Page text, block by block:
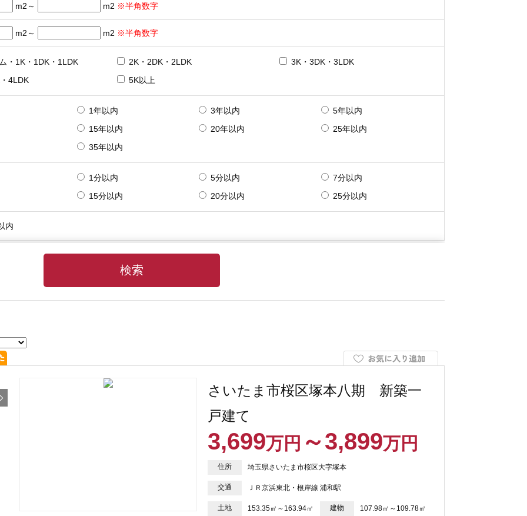
さいたま市桜区塚本八期 新築一
戸建て
3,699万円 ～3,899万円
住所 埼玉県さいたま市桜区大字塚本
交通 ＪＲ京浜東北・根岸線 浦和駅
土地 153.35㎡～163.94㎡ 建物 107.98㎡～109.78㎡